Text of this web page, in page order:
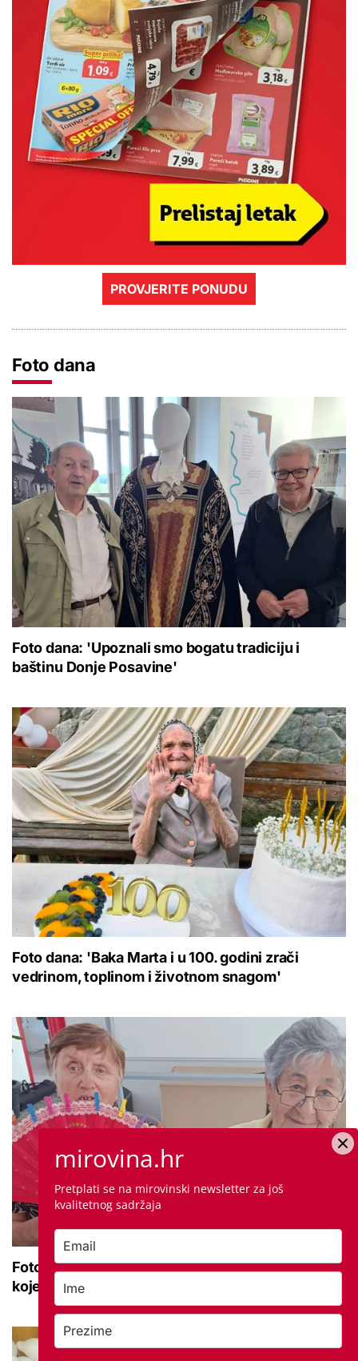
PROVJERITE PONUDU
Foto dana
Foto dana: 'Upoznali smo bogatu tradiciju i
baštinu Donje Posavine'
Foto dana: 'Baka Marta i u 100. godini zrači
vedrinom, toplinom i životnom snagom'
Foto dana: Umirovljenici ručno dekorirali lepeze
koje će ih 'čuvati' od vrućina
mirovina.hr
Pretplati se na mirovinski newsletter za još
kvalitetnog sadržaja